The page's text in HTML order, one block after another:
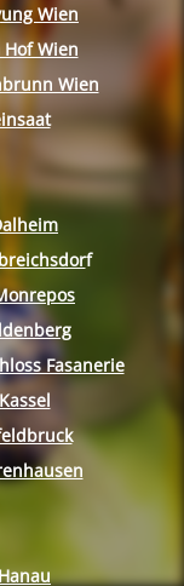
Wien
Wien
Wien
f
Fasanerie